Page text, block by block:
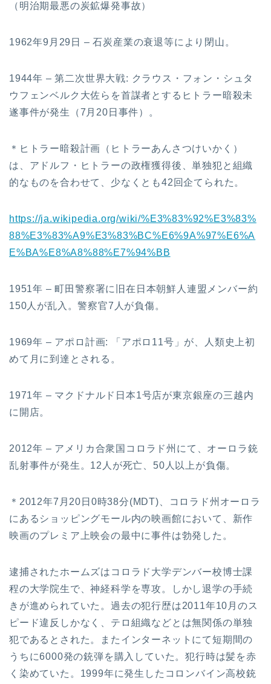
（明治期最悪の炭鉱爆発事故）
1962年9月29日 – 石炭産業の衰退等により閉山。
1944年 – 第二次世界大戦: クラウス・フォン・シュタ
ウフェンベルク大佐らを首謀者とするヒトラー暗殺未
遂事件が発生（7月20日事件）。
＊ヒトラー暗殺計画（ヒトラーあんさつけいかく）
は、アドルフ・ヒトラーの政権獲得後、単独犯と組織
的なものを合わせて、少なくとも42回企てられた。
https://ja.wikipedia.org/wiki/%E3%83%92%E3%83%
88%E3%83%A9%E3%83%BC%E6%9A%97%E6%A
E%BA%E8%A8%88%E7%94%BB
1951年 – 町田警察署に旧在日本朝鮮人連盟メンバー約
150人が乱入。警察官7人が負傷。
1969年 – アポロ計画: 「アポロ11号」が、人類史上初
めて月に到達とされる。
1971年 – マクドナルド日本1号店が東京銀座の三越内
に開店。
2012年 – アメリカ合衆国コロラド州にて、オーロラ銃
乱射事件が発生。12人が死亡、50人以上が負傷。
＊2012年7月20日0時38分(MDT)、コロラド州オーロラ
にあるショッピングモール内の映画館において、新作
映画のプレミア上映会の最中に事件は勃発した。
逮捕されたホームズはコロラド大学デンバー校博士課
程の大学院生で、神経科学を専攻。しかし退学の手続
きが進められていた。過去の犯行歴は2011年10月のス
ピード違反しかなく、テロ組織などとは無関係の単独
犯であるとされた。またインターネットにて短期間の
うちに6000発の銃弾を購入していた。犯行時は髪を赤
く染めていた。1999年に発生したコロンバイン高校銃